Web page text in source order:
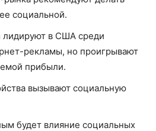
социальной.
лидируют в США среди
рекламы, но проигрывают
прибыли.
вызывают социальную
будет влияние социальных